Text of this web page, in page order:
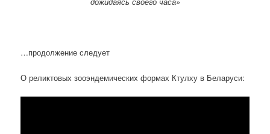
…продолжение следует
О реликтовых зооэндемических формах Ктулху в Беларуси: